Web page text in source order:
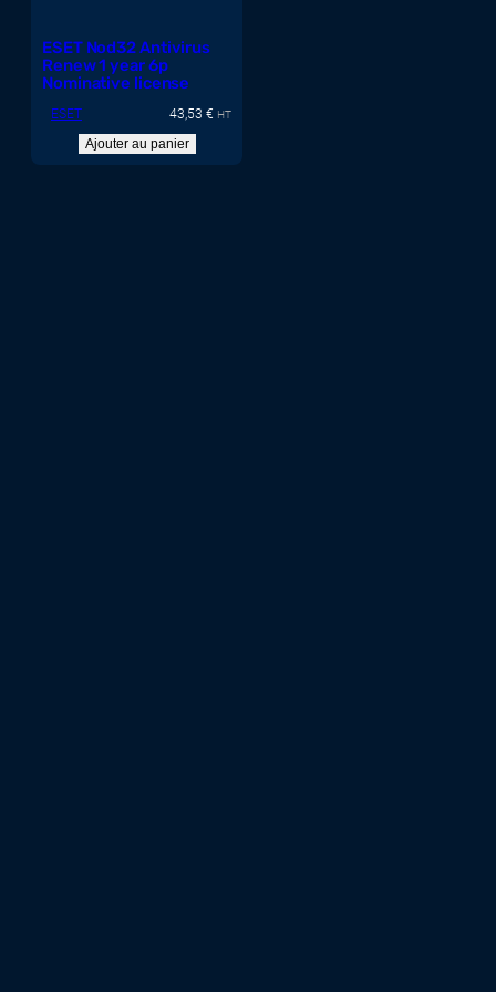
ESET Nod32 Antivirus
Renew 1 year 6p
Nominative license
ESET 43,53 € HT
Ajouter au panier